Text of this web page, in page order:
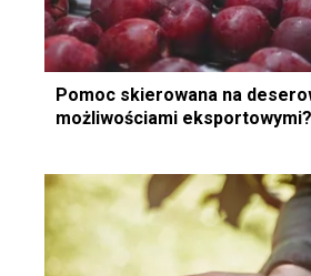
Pomoc skierowana na
możliwościami eksportowymi?